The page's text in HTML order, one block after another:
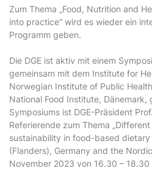
Zum Thema „Food, Nutrition and
into practice” wird es wieder ein
Programm geben.
Die DGE ist aktiv mit einem
gemeinsam mit dem Institute for
Norwegian Institute of Public
National Food Institute, Dänemark,
Symposiums ist DGE-Präsident
Referierende zum Thema
sustainability in food-based dietary
(Flanders), Germany and the
November 2023 von 16.30 – 18.30